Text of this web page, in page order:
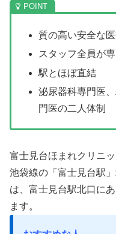
質の高い安全な
スタッフ全員が
駅とほぼ直結
泌尿器科専門医
門医の二人体制
富士見台ほまれクリニ
池袋線の「富士見台駅
は、富士見台駅北口に
ます。